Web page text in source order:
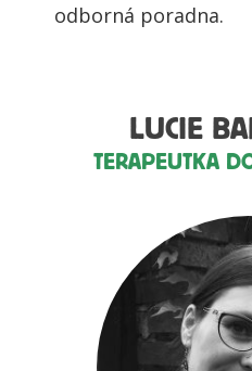
odborná poradna.
LUCIE
TERAPEUTKA